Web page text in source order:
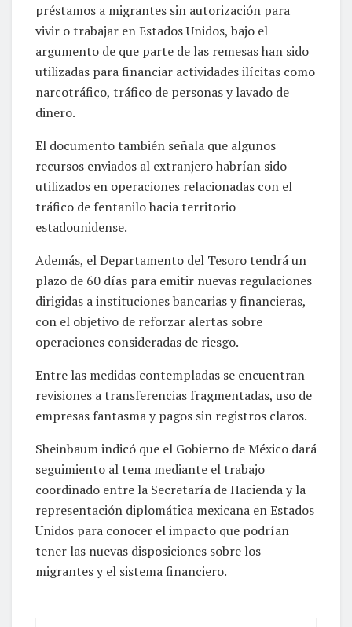
préstamos a migrantes sin autorización para
vivir o trabajar en Estados Unidos, bajo el
argumento de que parte de las remesas han sido
utilizadas para financiar actividades ilícitas como
narcotráfico, tráfico de personas y lavado de
dinero.
El documento también señala que algunos
recursos enviados al extranjero habrían sido
utilizados en operaciones relacionadas con el
tráfico de fentanilo hacia territorio
estadounidense.
Además, el Departamento del Tesoro tendrá un
plazo de 60 días para emitir nuevas regulaciones
dirigidas a instituciones bancarias y financieras,
con el objetivo de reforzar alertas sobre
operaciones consideradas de riesgo.
Entre las medidas contempladas se encuentran
revisiones a transferencias fragmentadas, uso de
empresas fantasma y pagos sin registros claros.
Sheinbaum indicó que el Gobierno de México dará
seguimiento al tema mediante el trabajo
coordinado entre la Secretaría de Hacienda y la
representación diplomática mexicana en Estados
Unidos para conocer el impacto que podrían
tener las nuevas disposiciones sobre los
migrantes y el sistema financiero.